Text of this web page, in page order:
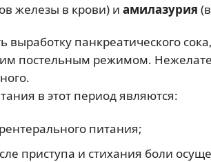
железы в крови) и амилазурия
панкреатического
постельным режимом.
в этот период являются:
питания;
приступа и стихания боли